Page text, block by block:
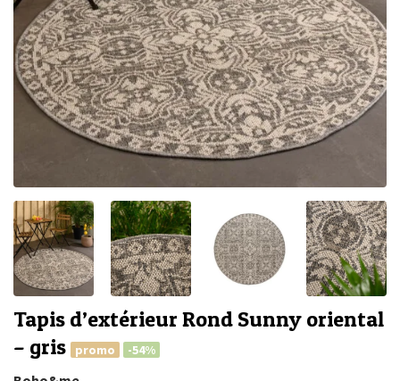
Tapis d’extérieur Rond Sunny oriental
– gris
promo -54%